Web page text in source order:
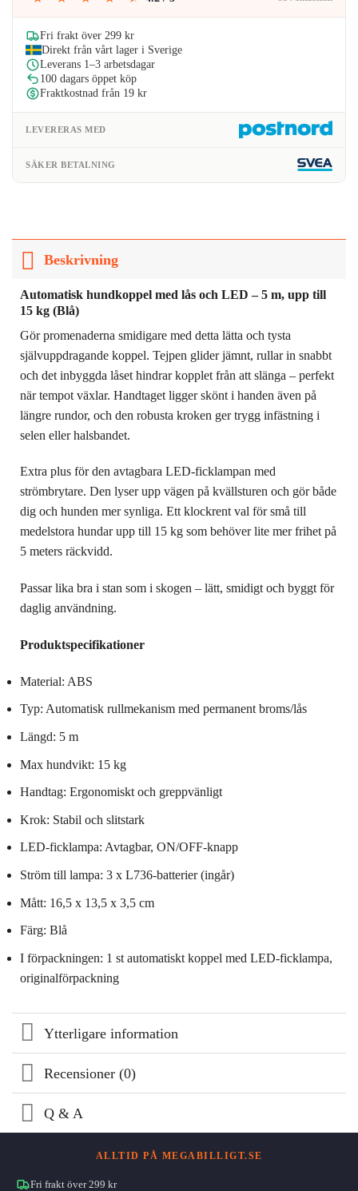
var:
229kr.
är:
183kr.
Fri frakt över 299 kr
Direkt från vårt lager i Sverige
Leverans 1–3 arbetsdagar
100 dagars öppet köp
Fraktkostnad från 19 kr
LEVERERAS MED
SÄKER BETALNING
Beskrivning
Automatisk hundkoppel med lås och LED – 5 m, upp till
15 kg (Blå)
Gör promenaderna smidigare med detta lätta och tysta
självuppdragande koppel. Tejpen glider jämnt, rullar in snabbt
och det inbyggda låset hindrar kopplet från att slänga – perfekt
när tempot växlar. Handtaget ligger skönt i handen även på
längre rundor, och den robusta kroken ger trygg infästning i
selen eller halsbandet.
Extra plus för den avtagbara LED-ficklampan med
strömbrytare. Den lyser upp vägen på kvällsturen och gör både
dig och hunden mer synliga. Ett klockrent val för små till
medelstora hundar upp till 15 kg som behöver lite mer frihet på
5 meters räckvidd.
Passar lika bra i stan som i skogen – lätt, smidigt och byggt för
daglig användning.
Produktspecifikationer
Material: ABS
Typ: Automatisk rullmekanism med permanent broms/lås
Längd: 5 m
Max hundvikt: 15 kg
Handtag: Ergonomiskt och greppvänligt
Krok: Stabil och slitstark
LED-ficklampa: Avtagbar, ON/OFF-knapp
Ström till lampa: 3 x L736-batterier (ingår)
Mått: 16,5 x 13,5 x 3,5 cm
Färg: Blå
I förpackningen: 1 st automatiskt koppel med LED-ficklampa,
originalförpackning
Ytterligare information
Recensioner (0)
Q & A
ALLTID PÅ MEGABILLIGT.SE
Fri frakt över 299 kr